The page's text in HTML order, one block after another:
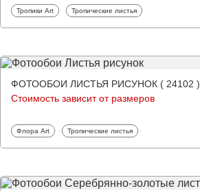
Фотообои
Тропики Art Фотообои
Тропические листья
ФОТООБОИ ЛИСТЬЯ РИСУНОК ( 24102 )
Стоимость зависит от размеров
Фотообои
Флора Art Фотообои
Тропические листья